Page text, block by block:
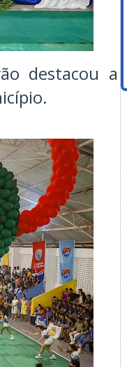
destacou a